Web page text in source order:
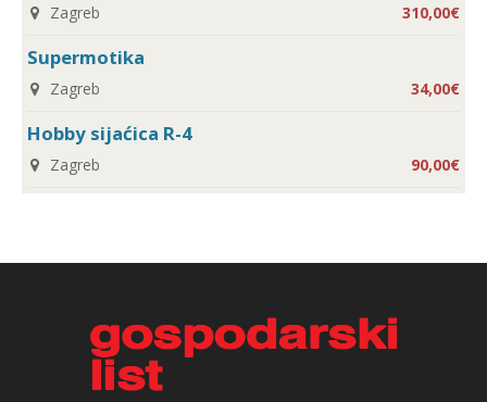
Zagreb 310,00€
Supermotika
Zagreb 34,00€
Hobby sijaćica R-4
Zagreb 90,00€